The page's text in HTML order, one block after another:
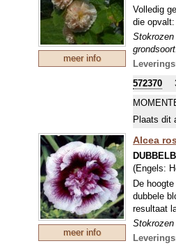
meer info
Volledig
die
dubbele
572370
Plaats dit
meer info
Alcea
(Engels:
De
dubbele
resultaat